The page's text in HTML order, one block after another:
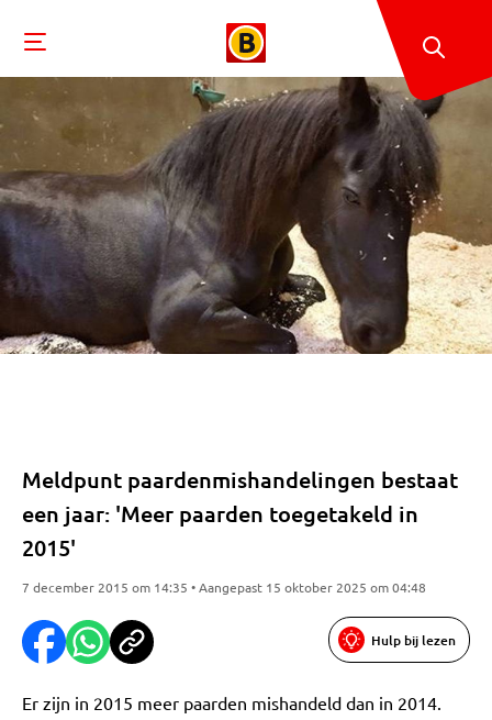
Meldpunt paardenmishandelingen bestaat
een jaar: 'Meer paarden toegetakeld in
2015'
7 december 2015 om 14:35 • Aangepast 15 oktober 2025 om 04:48
Hulp bij lezen
Er zijn in 2015 meer paarden mishandeld dan in 2014.